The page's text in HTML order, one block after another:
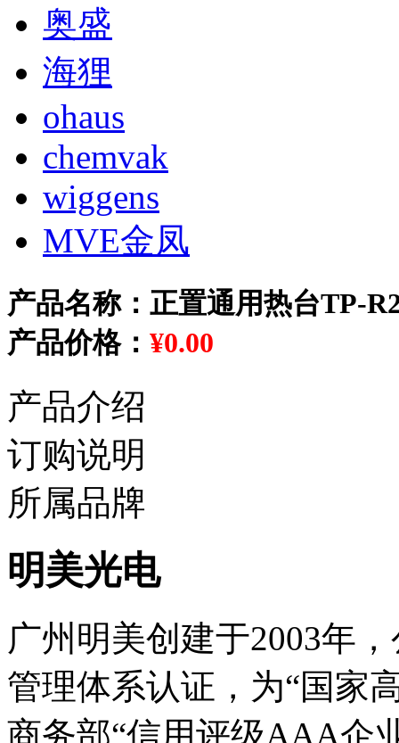
奥盛
海狸
ohaus
chemvak
wiggens
MVE金凤
产品名称：正置通用热台TP-
产品价格： ¥0.00
产品介绍
订购说明
所属品牌
明美光电
广州明美创建于2003年
管理体系认证，为“国家
商务部“信用评级AAA企